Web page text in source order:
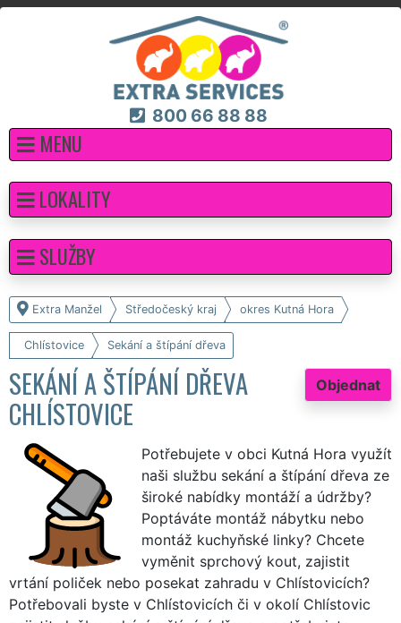
800 66 88 88
MENU
Extra Manžel Středočeský kraj okres Kutná Hora
Chlístovice Sekání a štípání dřeva
Objednat
SEKÁNÍ A ŠTÍPÁNÍ DŘEVA
CHLÍSTOVICE
Potřebujete v obci Kutná Hora využít
naši službu sekání a štípání dřeva ze
široké nabídky montáží a údržby?
Poptáváte montáž nábytku nebo
montáž kuchyňské linky? Chcete
vyměnit sprchový kout, zajistit
vrtání poliček nebo posekat zahradu v Chlístovicích?
Potřebovali byste v Chlístovicích či v okolí Chlístovic
LOKALITY
SLUŽBY